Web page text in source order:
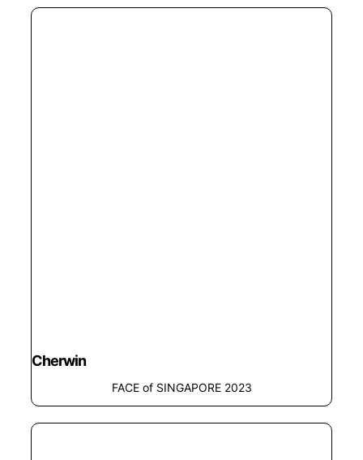
Cherwin
FACE of SINGAPORE 2023